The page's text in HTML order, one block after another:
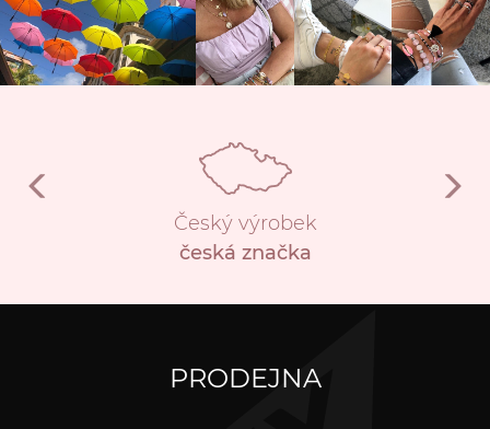
Český výrobek
česká značka
PRODEJNA